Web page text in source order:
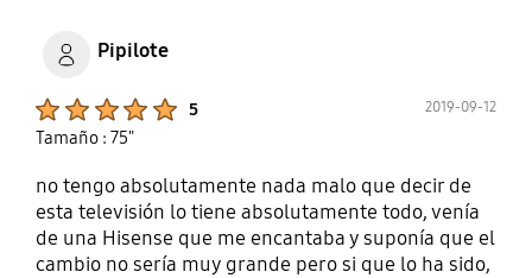
Pipilote
5 2019-09-12
Tamaño : 75"
no tengo absolutamente nada malo que decir de
esta televisión lo tiene absolutamente todo, venía
de una Hisense que me encantaba y suponía que el
cambio no sería muy grande pero si que lo ha sido,